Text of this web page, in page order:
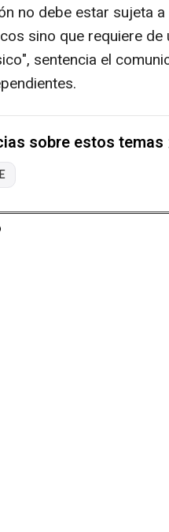
no debe estar sujeta
sino que requiere
sentencia el
sobre estos temas